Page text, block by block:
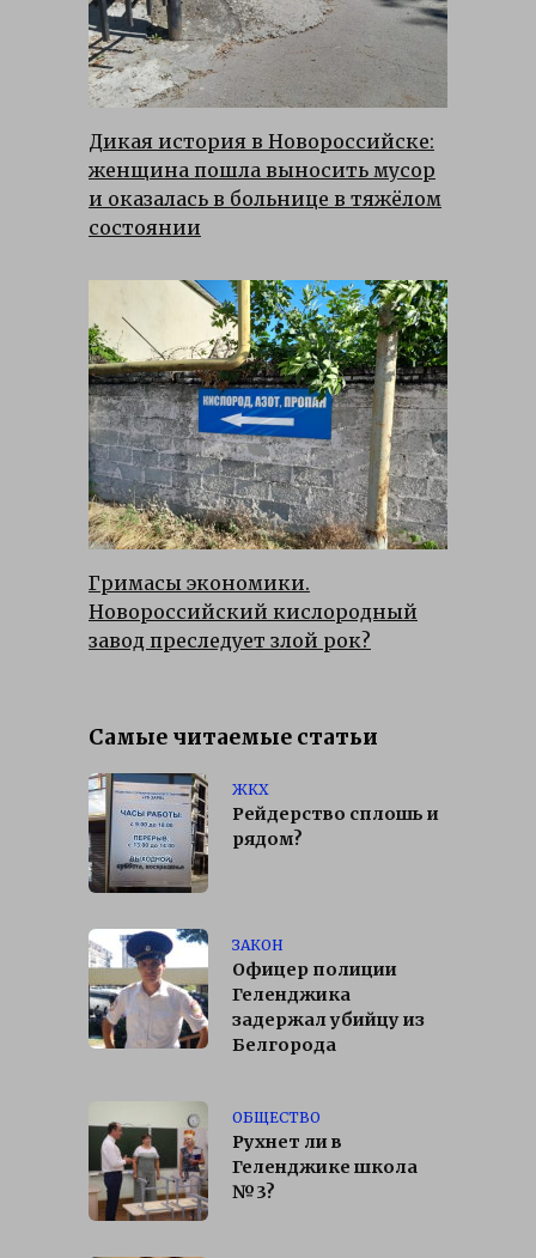
Дикая история в Новороссийске:
женщина пошла выносить мусор
и оказалась в больнице в тяжёлом
состоянии
Гримасы экономики.
Новороссийский кислородный
завод преследует злой рок?
Самые читаемые статьи
ЖКХ
Рейдерство сплошь и
рядом?
ЗАКОН
Офицер полиции
Геленджика
задержал убийцу из
Белгорода
ОБЩЕСТВО
Рухнет ли в
Геленджике школа
№3?